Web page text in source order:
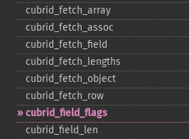
cubrid_​fetch_​array
cubrid_​fetch_​assoc
cubrid_​fetch_​field
cubrid_​fetch_​lengths
cubrid_​fetch_​object
cubrid_​fetch_​row
cubrid_​field_​flags
cubrid_​field_​len